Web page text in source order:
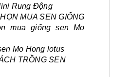
Rung Động
MUA SEN GIỐNG
mua giống sen Mo
Mo Hong lotus
TRỒNG SEN